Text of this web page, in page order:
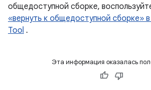
общедоступной сборке,
«вернуть к общедоступной сборке»
Tool .
Эта информация оказалась